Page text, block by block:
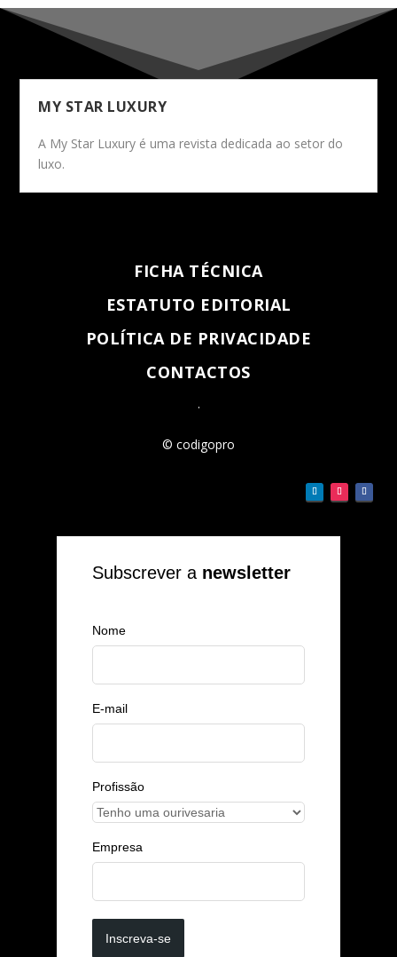
MY STAR LUXURY
A My Star Luxury é uma revista dedicada ao setor do
luxo.
FICHA TÉCNICA
ESTATUTO EDITORIAL
POLÍTICA DE PRIVACIDADE
CONTACTOS
.
© codigopro
Subscrever a newsletter
Nome
E-mail
Profissão
Empresa
Inscreva-se